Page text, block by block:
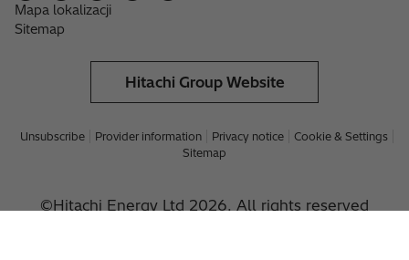
Mapa lokalizacji
Sitemap
Hitachi Group Website
Unsubscribe Provider information Privacy notice
Cookie & Settings
Sitemap
©Hitachi Energy Ltd 2026. All rights reserved